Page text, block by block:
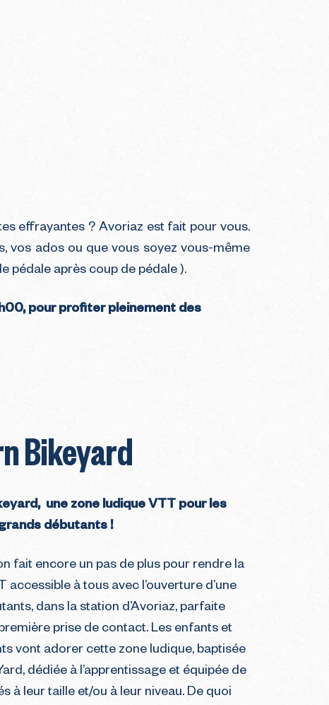
effrayantes ? Avoriaz est fait pour vous.
vos ados ou que vous soyez vous-même
pédale après coup de pédale ).
pour profiter pleinement des
Bikeyard
une zone ludique VTT pour les
débutants !
fait encore un pas de plus pour rendre la
accessible à tous avec l’ouverture d’une
dans la station d’Avoriaz, parfaite
prise de contact. Les enfants et
vont adorer cette zone ludique, baptisée
dédiée à l’apprentissage et équipée de
à leur taille et/ou à leur niveau. De quoi